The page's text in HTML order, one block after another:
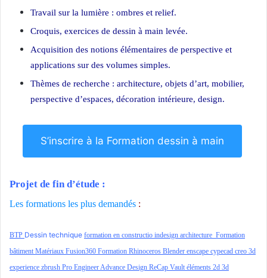
Travail sur la lumière : ombres et relief.
Croquis, exercices de dessin à main levée.
Acquisition des notions élémentaires de perspective et
applications sur des volumes simples.
Thèmes de recherche : architecture, objets d’art, mobilier,
perspective d’espaces, décoration intérieure, design.
S’inscrire à la Formation dessin à main
Projet de fin d’étude :
Les formations les plus demandés :
BTP Dessin technique formation en constructio indesign architecture Formation
bâtiment Matériaux Fusion360 Formation Rhinoceros Blender enscape cypecad creo 3d
experience zbrush Pro Engineer Advance Design ReCap Vault éléments 2d 3d